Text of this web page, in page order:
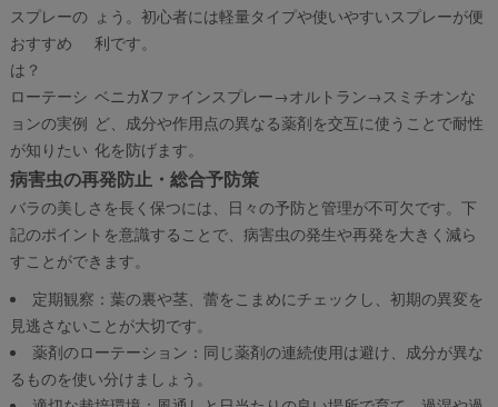
スプレーの
おすすめ
は？
ょう。初心者には軽量タイプや使いやすいスプレーが便
利です。
ローテーシ
ョンの実例
が知りたい
ベニカXファインスプレー→オルトラン→スミチオンな
ど、成分や作用点の異なる薬剤を交互に使うことで耐性
化を防げます。
病害虫の再発防止・総合予防策
バラの美しさを長く保つには、日々の予防と管理が不可欠です。下
記のポイントを意識することで、病害虫の発生や再発を大きく減ら
すことができます。
定期観察：葉の裏や茎、蕾をこまめにチェックし、初期の異変を
見逃さないことが大切です。
薬剤のローテーション：同じ薬剤の連続使用は避け、成分が異な
るものを使い分けましょう。